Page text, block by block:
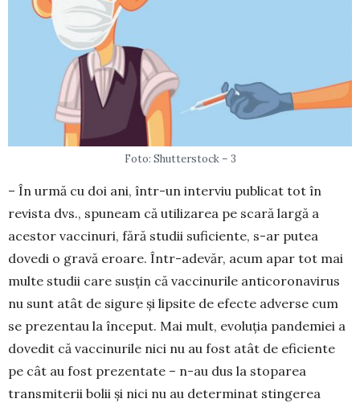
Foto: Shutterstock – 3
– În urmă cu doi ani, într-un interviu publicat tot în
revista dvs., spuneam că utilizarea pe scară largă a
acestor vaccinuri, fără studii suficiente, s-ar putea
dovedi o gravă eroare. Într-adevăr, acum apar tot mai
multe studii care susțin că vac­cinurile anticoronavirus
nu sunt atât de sigure și lipsite de efecte adverse cum
se prezentau la în­ceput. Mai mult, evoluția pandemiei a
dovedit că vaccinurile nici nu au fost atât de eficiente
pe cât au fost prezentate – n-au dus la stoparea
transmi­terii bolii și nici nu au determinat stingerea